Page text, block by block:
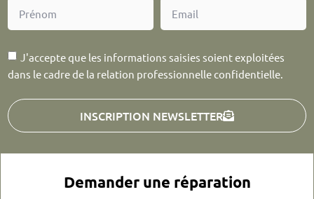
Demander une réparation
J'accepte que les informations saisies soient exploitées
dans le cadre de la relation professionnelle confidentielle.
INSCRIPTION NEWSLETTER